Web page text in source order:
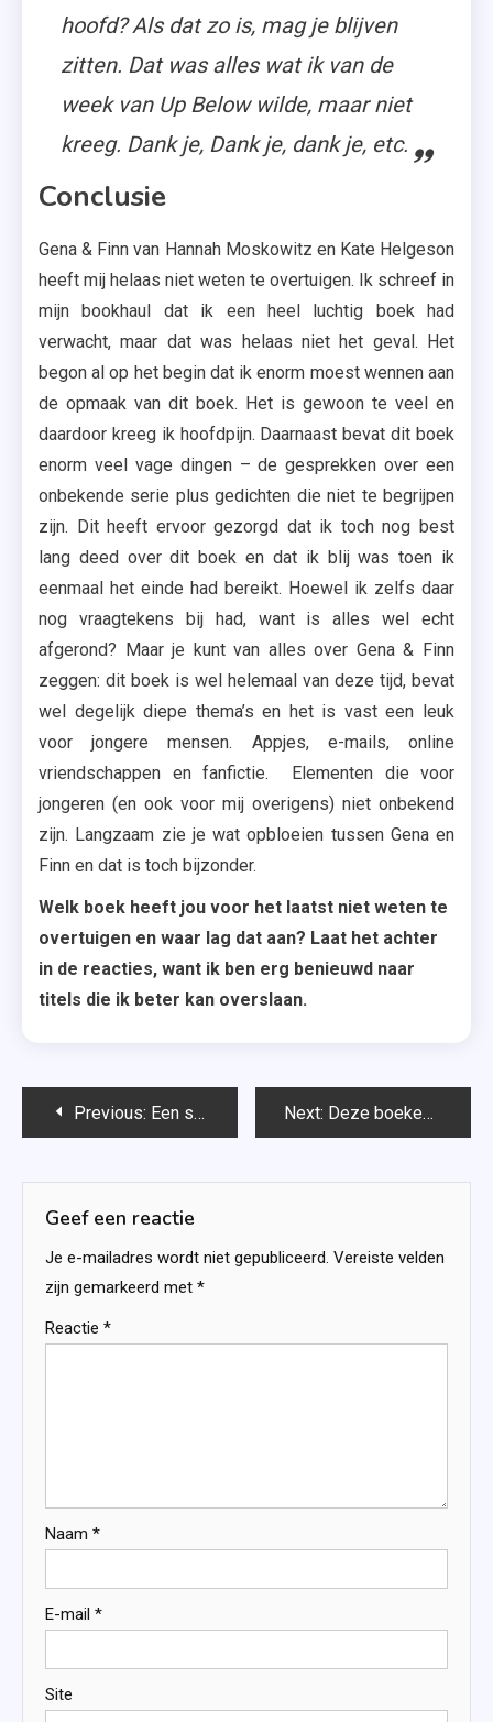
hoofd? Als dat zo is, mag je blijven
zitten. Dat was alles wat ik van de
week van Up Below wilde, maar niet
kreeg. Dank je, Dank je, dank je, etc.
Conclusie
Gena & Finn van Hannah Moskowitz en Kate Helgeson
heeft mij helaas niet weten te overtuigen. Ik schreef in
mijn bookhaul dat ik een heel luchtig boek had
verwacht, maar dat was helaas niet het geval. Het
begon al op het begin dat ik enorm moest wennen aan
de opmaak van dit boek. Het is gewoon te veel en
daardoor kreeg ik hoofdpijn. Daarnaast bevat dit boek
enorm veel vage dingen – de gesprekken over een
onbekende serie plus gedichten die niet te begrijpen
zijn. Dit heeft ervoor gezorgd dat ik toch nog best
lang deed over dit boek en dat ik blij was toen ik
eenmaal het einde had bereikt. Hoewel ik zelfs daar
nog vraagtekens bij had, want is alles wel echt
afgerond? Maar je kunt van alles over Gena & Finn
zeggen: dit boek is wel helemaal van deze tijd, bevat
wel degelijk diepe thema’s en het is vast een leuk
voor jongere mensen. Appjes, e-mails, online
vriendschappen en fanfictie. Elementen die voor
jongeren (en ook voor mij overigens) niet onbekend
zijn. Langzaam zie je wat opbloeien tussen Gena en
Finn en dat is toch bijzonder.
Welk boek heeft jou voor het laatst niet weten te
overtuigen en waar lag dat aan? Laat het achter
in de reacties, want ik ben erg benieuwd naar
titels die ik beter kan overslaan.
Bericht
Previous: Een schitterende chaos – Claire Christian Next: Deze boeken verschijnen in maart 2018
Geef een reactie
Je e-mailadres wordt niet gepubliceerd. Vereiste velden
zijn gemarkeerd met *
Reactie *
Naam *
E-mail *
Site